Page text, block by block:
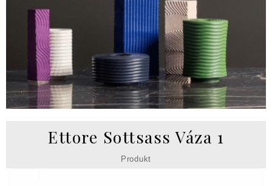
Ettore Sottsass Váza 1
Produkt